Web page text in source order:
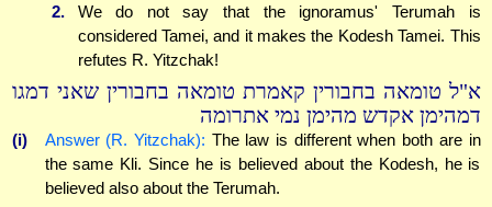
2.
We do not say that the ignoramus' Terumah is
considered Tamei, and it makes the Kodesh Tamei. This
refutes R. Yitzchak!
א"ל טומאה בחבורין קאמרת טומאה בחבורין שאני דמגו
דמהימן אקדש מהימן נמי אתרומה
(i) Answer (R. Yitzchak): The law is different when both are in
the same Kli. Since he is believed about the Kodesh, he is
believed also about the Terumah.